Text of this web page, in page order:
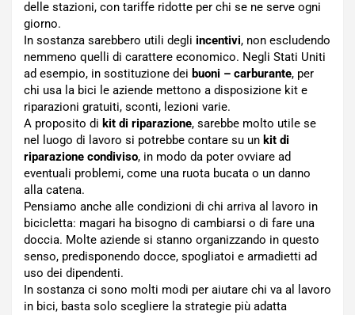
delle stazioni, con tariffe ridotte per chi se ne serve ogni
giorno.
In sostanza sarebbero utili degli incentivi, non escludendo
nemmeno quelli di carattere economico. Negli Stati Uniti
ad esempio, in sostituzione dei buoni – carburante, per
chi usa la bici le aziende mettono a disposizione kit e
riparazioni gratuiti, sconti, lezioni varie.
A proposito di kit di riparazione, sarebbe molto utile se
nel luogo di lavoro si potrebbe contare su un kit di
riparazione condiviso, in modo da poter ovviare ad
eventuali problemi, come una ruota bucata o un danno
alla catena.
Pensiamo anche alle condizioni di chi arriva al lavoro in
bicicletta: magari ha bisogno di cambiarsi o di fare una
doccia. Molte aziende si stanno organizzando in questo
senso, predisponendo docce, spogliatoi e armadietti ad
uso dei dipendenti.
In sostanza ci sono molti modi per aiutare chi va al lavoro
in bici, basta solo scegliere la strategie più adatta